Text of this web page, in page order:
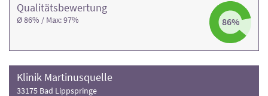
Qualitäts­bewertung
Ø 86% / Max: 97% 86%
Klinik Martinusquelle
33175 Bad Lippspringe